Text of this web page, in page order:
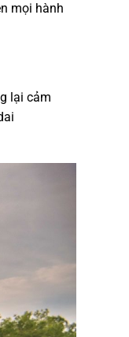
mọi hành
lại cảm